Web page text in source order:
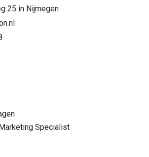
25 in Nijmegen
Specialist